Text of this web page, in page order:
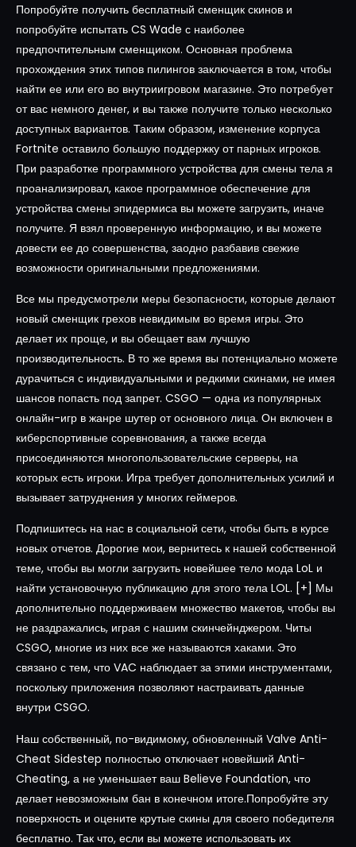
Попробуйте получить бесплатный сменщик скинов и
попробуйте испытать CS Wade с наиболее
предпочтительным сменщиком. Основная проблема
прохождения этих типов пилингов заключается в том, чтобы
найти ее или его во внутриигровом магазине. Это потребует
от вас немного денег, и вы также получите только несколько
доступных вариантов. Таким образом, изменение корпуса
Fortnite оставило большую поддержку от парных игроков.
При разработке программного устройства для смены тела я
проанализировал, какое программное обеспечение для
устройства смены эпидермиса вы можете загрузить, иначе
получите. Я взял проверенную информацию, и вы можете
довести ее до совершенства, заодно разбавив свежие
возможности оригинальными предложениями.
Все мы предусмотрели меры безопасности, которые делают
новый сменщик грехов невидимым во время игры. Это
делает их проще, и вы обещает вам лучшую
производительность. В то же время вы потенциально можете
дурачиться с индивидуальными и редкими скинами, не имея
шансов попасть под запрет. CSGO — одна из популярных
онлайн-игр в жанре шутер от основного лица. Он включен в
киберспортивные соревнования, а также всегда
присоединяются многопользовательские серверы, на
которых есть игроки. Игра требует дополнительных усилий и
вызывает затруднения у многих геймеров.
Подпишитесь на нас в социальной сети, чтобы быть в курсе
новых отчетов. Дорогие мои, вернитесь к нашей собственной
теме, чтобы вы могли загрузить новейшее тело мода LoL и
найти установочную публикацию для этого тела LOL. [+] Мы
дополнительно поддерживаем множество макетов, чтобы вы
не раздражались, играя с нашим скинчейнджером. Читы
CSGO, многие из них все же называются хаками. Это
связано с тем, что VAC наблюдает за этими инструментами,
поскольку приложения позволяют настраивать данные
внутри CSGO.
Наш собственный, по-видимому, обновленный Valve Anti-
Cheat Sidestep полностью отключает новейший Anti-
Cheating, а не уменьшает ваш Believe Foundation, что
делает невозможным бан в конечном итоге.Попробуйте эту
поверхность и оцените крутые скины для своего победителя
бесплатно. Так что, если вы можете использовать их